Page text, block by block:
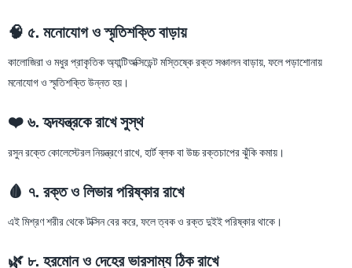
🧠 ৫. মনোযোগ ও স্মৃতিশক্তি বাড়ায়
কালোজিরা ও মধুর প্রাকৃতিক অ্যান্টিঅক্সিডেন্ট মস্তিষ্কে রক্ত সঞ্চালন বাড়ায়, ফলে পড়াশোনায়
মনোযোগ ও স্মৃতিশক্তি উন্নত হয়।
❤️ ৬. হৃদযন্ত্রকে রাখে সুস্থ
রসুন রক্তে কোলেস্টেরল নিয়ন্ত্রণে রাখে, হার্ট ব্লক বা উচ্চ রক্তচাপের ঝুঁকি কমায়।
🩸 ৭. রক্ত ও লিভার পরিষ্কার রাখে
এই মিশ্রণ শরীর থেকে টক্সিন বের করে, ফলে ত্বক ও রক্ত দুইই পরিষ্কার থাকে।
🌿 ৮. হরমোন ও দেহের ভারসাম্য ঠিক রাখে